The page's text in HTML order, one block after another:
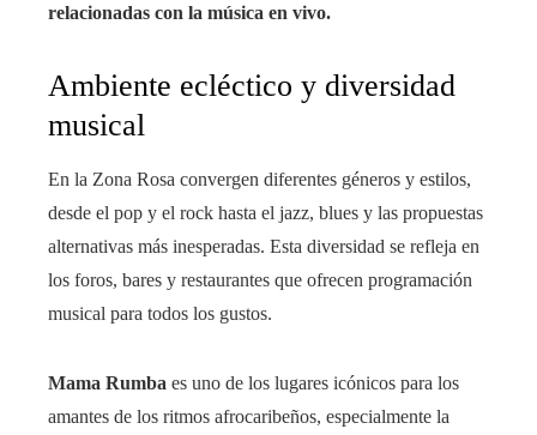
relacionadas con la música en vivo.
Ambiente ecléctico y diversidad
musical
En la Zona Rosa convergen diferentes géneros y estilos,
desde el pop y el rock hasta el jazz, blues y las propuestas
alternativas más inesperadas. Esta diversidad se refleja en
los foros, bares y restaurantes que ofrecen programación
musical para todos los gustos.
Mama Rumba es uno de los lugares icónicos para los
amantes de los ritmos afrocaribeños, especialmente la